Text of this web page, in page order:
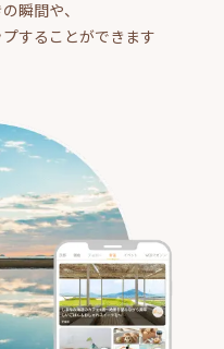
瞬間や、
することができます